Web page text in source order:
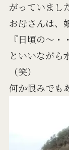
がっていまし
お母さんは、
『日頃の～・
といいながら
（笑）
何か恨みでも